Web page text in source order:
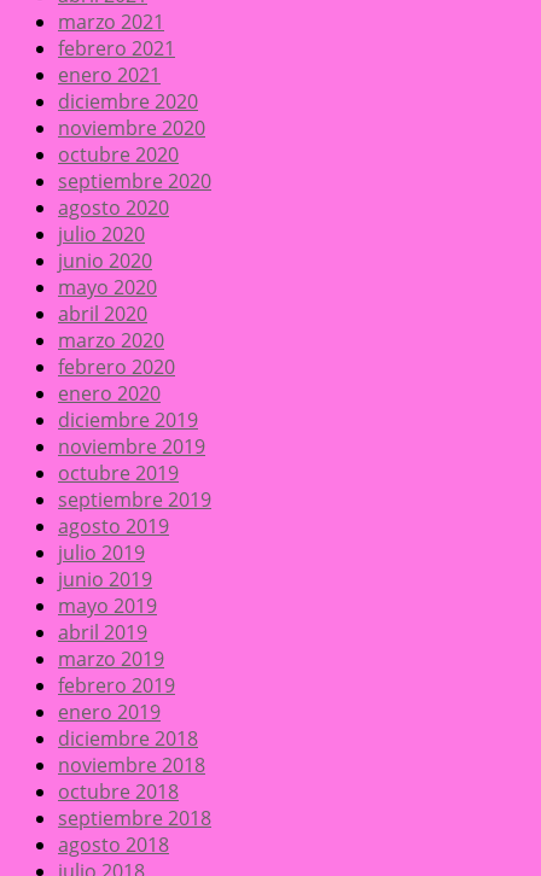
marzo 2021
febrero 2021
enero 2021
diciembre 2020
noviembre 2020
octubre 2020
septiembre 2020
agosto 2020
julio 2020
junio 2020
mayo 2020
abril 2020
marzo 2020
febrero 2020
enero 2020
diciembre 2019
noviembre 2019
octubre 2019
septiembre 2019
agosto 2019
julio 2019
junio 2019
mayo 2019
abril 2019
marzo 2019
febrero 2019
enero 2019
diciembre 2018
noviembre 2018
octubre 2018
septiembre 2018
agosto 2018